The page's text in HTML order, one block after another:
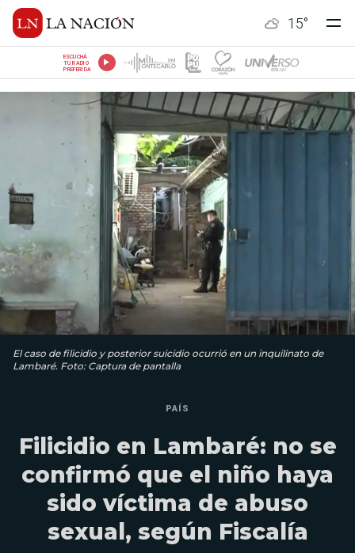
15°
ESCUCHÁ
TU RADIO
PREFERIDA
El caso de filicidio y posterior suicidio ocurrió en un inquilinato de
Lambaré. Foto: Captura de pantalla
PAÍS
Filicidio en Lambaré: no se
confirmó que el niño haya
sido víctima de abuso
sexual, según Fiscalía